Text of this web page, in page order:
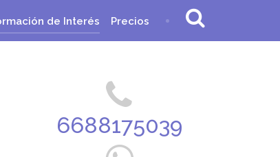
de Interés Precios
6688175039